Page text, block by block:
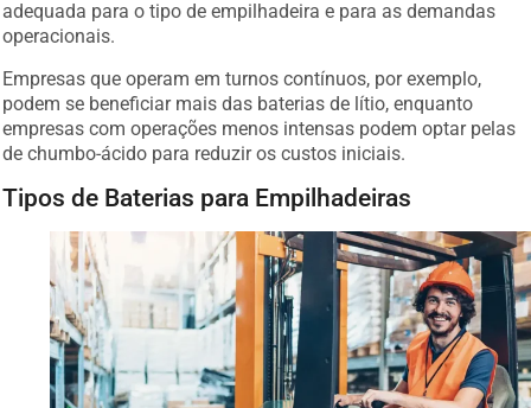
adequada para o tipo de empilhadeira e para as demandas
operacionais.
Empresas que operam em turnos contínuos, por exemplo,
podem se beneficiar mais das baterias de lítio, enquanto
empresas com operações menos intensas podem optar pelas
de chumbo-ácido para reduzir os custos iniciais.
Tipos de Baterias para Empilhadeiras